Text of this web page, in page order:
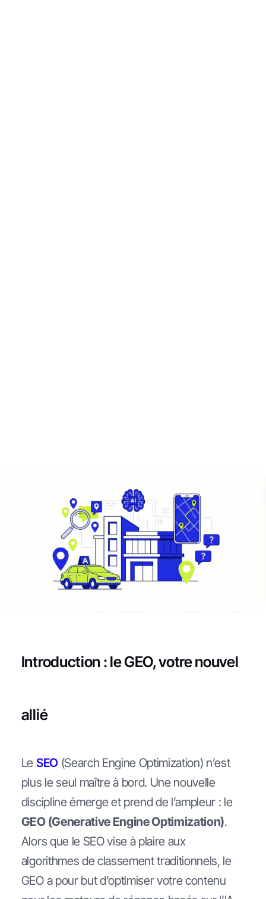
Introduction : le GEO, votre nouvel
allié
Le SEO (Search Engine Optimization) n’est
plus le seul maître à bord. Une nouvelle
discipline émerge et prend de l’ampleur : le
GEO (Generative Engine Optimization).
Alors que le SEO vise à plaire aux
algorithmes de classement traditionnels, le
GEO a pour but d’optimiser votre contenu